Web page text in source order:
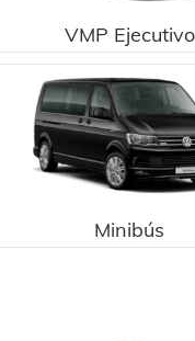
VMP Ejecutivo
Minibús